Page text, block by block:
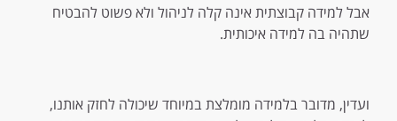
אבל למידה קבוצתית אינה קלה לניהול ולא פשוט להבטיח
שתהיה בה למידה איכותית.
ועדין, מדובר בלמידה מומלצת במיוחד שיכולה לחזק אותנו,